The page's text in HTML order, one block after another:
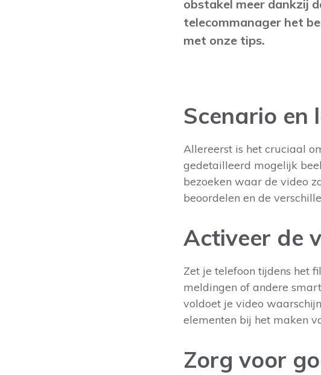
obstakel meer dankzij
telecommanager het
met onze tips.
Scenario en
Allereerst is het cruciaal
gedetailleerd mogelijk
bezoeken waar de video
beoordelen en de
Activeer de
Zet je telefoon tijdens het
meldingen of andere
voldoet je video
elementen bij het maken
Zorg voor